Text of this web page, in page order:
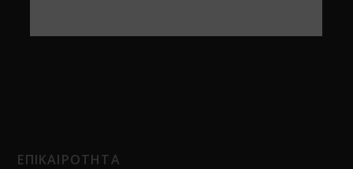
ΕΠΙΚΑΙΡΟΤΗΤΑ